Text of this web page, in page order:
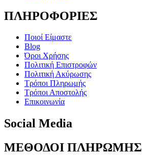
ΠΛΗΡΟΦΟΡΙΕΣ
Ποιοί Είμαστε
Blog
Όροι Χρήσης
Πολιτική Επιστροφών
Πολιτική Ακύρωσης
Τρόποι Πληρωμής
Τρόποι Αποστολής
Επικοινωνία
Social Media
ΜΕΘΟΔΟΙ ΠΛΗΡΩΜΗΣ